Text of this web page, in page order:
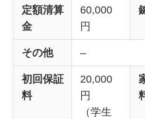
定額清算
金
60,000
円
その他 –
初回保証
料
20,000
円
（学生